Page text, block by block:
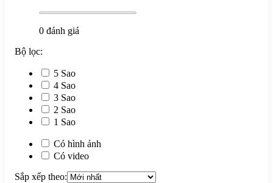
0 đánh giá
Bộ lọc:
5 Sao
4 Sao
3 Sao
2 Sao
1 Sao
Có hình ảnh
Có video
Sắp xếp theo: